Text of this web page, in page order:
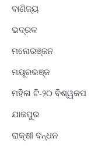
ବାଣିଜ୍ୟ
ଭଦ୍ରକ
ମନୋରଞ୍ଜନ
ମୟୂରଭଞ୍ଜ
ମହିଳା ଟି-୨୦ ବିଶ୍ୱକପ
ଯାଜପୁର
ରାକ୍ଷୀ ବନ୍ଧନ